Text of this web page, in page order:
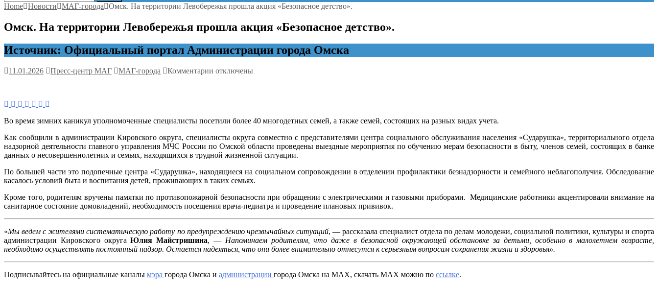
Home Новости МАГ-города Омск. На территории Левобережья прошла акция «Безопасное детство».
Омск. На территории Левобережья прошла акция «Безопасное детство».
Источник: Официальный портал Администрации города Омска
11.01.2026 Пресс-центр МАГ МАГ-города Комментарии к
прошла
«Безопасное
детство».
отключены
Во время зимних каникул уполномоченные специалисты посетили более 40 многодетных семей, а также семей, состоящих на разных видах учета.
Как сообщили в администрации Кировского округа, специалисты округа совместно с представителями центра социального обслуживания населения «Сударушка», территориального отдела
надзорной деятельности главного управления МЧС России по Омской области проведены выездные мероприятия по обучению мерам безопасности в быту, членов семей, состоящих в банке
данных о несовершеннолетних и семьях, находящихся в трудной жизненной ситуации.
По большей части это подопечные центра «Сударушка», находящиеся на социальном сопровождении в отделении профилактики безнадзорности и семейного неблагополучия. Обследование
касалось условий быта и воспитания детей, проживающих в таких семьях.
Кроме того, родителям вручены памятки по противопожарной безопасности при обращении с электрическими и газовыми приборами. Медицинские работники акцентировали внимание на
санитарное состояние домовладений, необходимость посещения врача-педиатра и проведение плановых прививок.
«Мы ведем с жителями систематическую работу по предупреждению чрезвычайных ситуаций, — рассказала специалист отдела по делам молодежи, социальной политики, культуры и спорта
администрации Кировского округаЮлия Майстришина, — Напоминаем родителям, что даже в безопасной окружающей обстановке за детьми, особенно в малолетнем возрасте,
необходимо осуществлять постоянный надзор. Остается надеяться, что они более внимательно отнесутся к серьезным вопросам сохранения жизни и здоровья».
Подписывайтесь на официальные каналы мэра города Омска и администрации города Омска на MAX, скачать МАХ можно по ссылке.